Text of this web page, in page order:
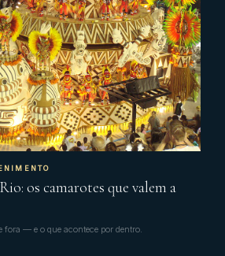
os camarotes que valem a
fora — e o que acontece por dentro.